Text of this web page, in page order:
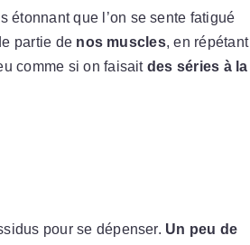
étonnant que l’on se sente fatigué
partie de nos muscles, en répétant
comme si on faisait des séries à la
pour se dépenser. Un peu de